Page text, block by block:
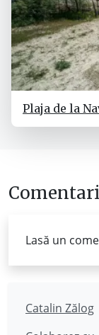
Plaja de la
Lasă un
Catalin Zălog